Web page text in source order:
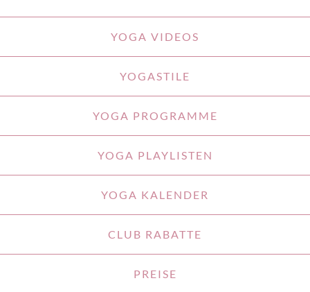
YOGA VIDEOS
YOGASTILE
YOGA PROGRAMME
YOGA PLAYLISTEN
YOGA KALENDER
CLUB RABATTE
PREISE